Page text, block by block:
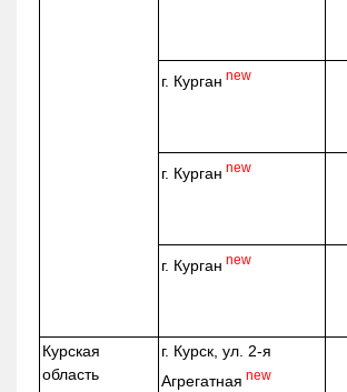
г. Курган new
г. Курган new
г. Курган new
Курская
область
г. Курск, ул. 2-я
Агрегатная new